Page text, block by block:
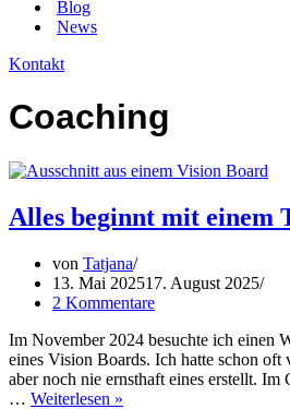
Blog
News
Kontakt
Coaching
Alles beginnt mit einem
von Tatjana
13. Mai 202517. August 2025
2 Kommentare
Im November 2024 besuchte ich einen
eines Vision Boards. Ich hatte schon oft
aber noch nie ernsthaft eines erstellt. Im
… Weiterlesen »